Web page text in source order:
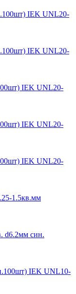
IEK UNL20-
IEK UNL20-
IEK UNL20-
IEK UNL20-
IEK UNL20-
1.5кв.мм
d6.2мм син.
IEK UNL10-